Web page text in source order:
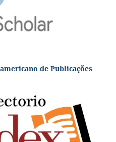
de Publicações